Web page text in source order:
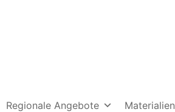
Regionale Angebote Materialien